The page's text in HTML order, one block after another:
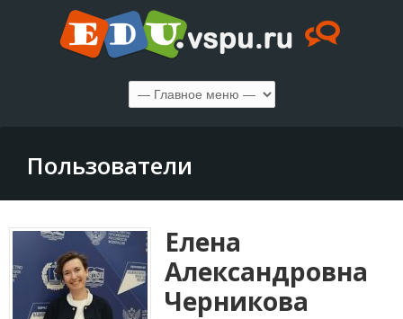
Пользователи
Елена
Александровна
Черникова